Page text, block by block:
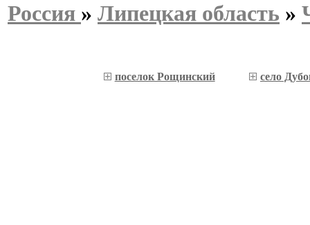
Россия » Липецкая область »
поселок Рощинский село